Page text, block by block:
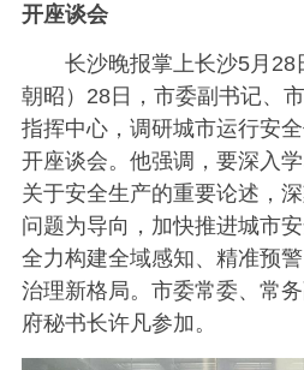
开座谈会
长沙晚报掌上长沙5月
朝昭）28日，市委副书记、
指挥中心，调研城市运行安
开座谈会。他强调，要深入
关于安全生产的重要论述，
问题为导向，加快推进城市
全力构建全域感知、精准预
治理新格局。市委常委、常
府秘书长许凡参加。